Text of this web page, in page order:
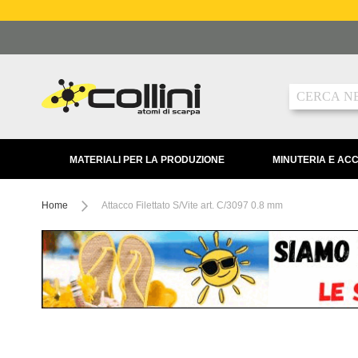
al
Ricerca
MATERIALI PER LA PRODUZIONE MINUTERIA E
Home Attacco Filettato S/Vite art. C/3097 0.8 mm